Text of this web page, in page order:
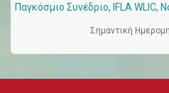
Παγκόσμιο Συνέδριο, IFLA WLIC,
Σημαντική